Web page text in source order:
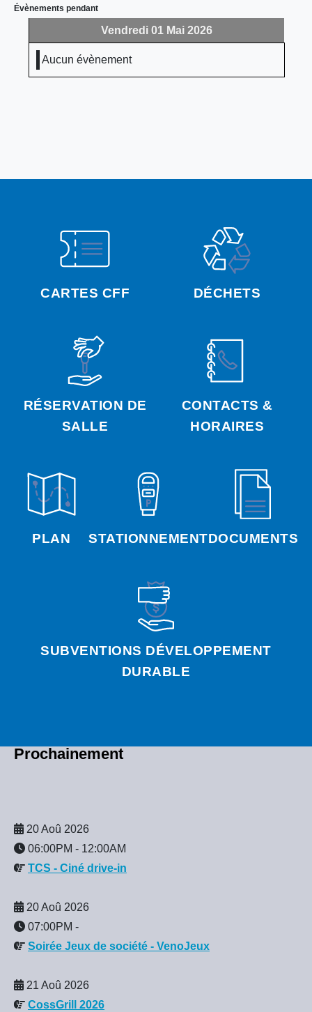
CARTES CFF DÉCHETS
RÉSERVATION DE
SALLE
CONTACTS &
HORAIRES
PLAN STATIONNEMENTDOCUMENTS
SUBVENTIONS DÉVELOPPEMENT
DURABLE
Prochainement
20 Aoû 2026
06:00PM - 12:00AM
TCS - Ciné drive-in
20 Aoû 2026
07:00PM -
Soirée Jeux de société - VenoJeux
21 Aoû 2026
CossGrill 2026
Évènements pendant
Vendredi 01 Mai 2026
Aucun évènement